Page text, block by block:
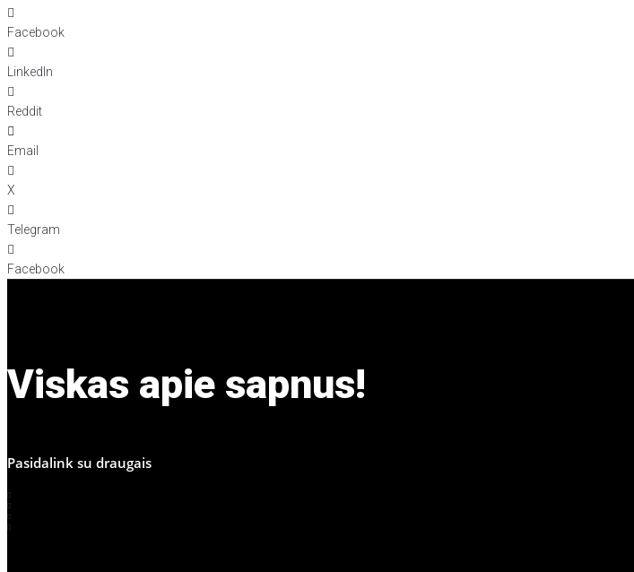
Facebook
LinkedIn
Reddit
Email
X
Telegram
Facebook
Viskas apie sapnus!
Pasidalink su draugais